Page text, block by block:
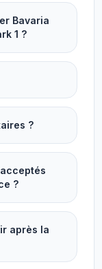
Bavaria
1 ?
?
?
après la